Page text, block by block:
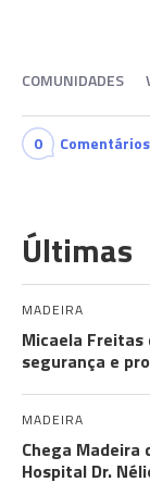
COMUNIDADES
0 Comentários
Últimas
MADEIRA
Micaela
segurança e
MADEIRA
Chega Madeira
Hospital Dr.